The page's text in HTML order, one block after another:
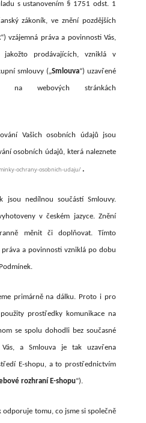
s ustanovením § 1751 odst. 1
zákoník, ve znění pozdějších
“) vzájemná práva a povinnosti Vás,
prodávajících, vzniklá v
smlouvy („Smlouva“) uzavřené
na webových stránkách
Vašich osobních údajů jsou
osobních údajů, která naleznete
ochrany-osobnich-udaju/ .
jsou nedílnou součástí Smlouvy.
v českém jazyce. Znění
měnit či doplňovat. Tímto
a povinnosti vzniklá po dobu
primárně na dálku. Proto i pro
prostředky komunikace na
se spolu dohodli bez současné
a Smlouva je tak uzavřena
E-shopu, a to prostřednictvím
rozhraní E-shopu“).
odporuje tomu, co jsme si společně